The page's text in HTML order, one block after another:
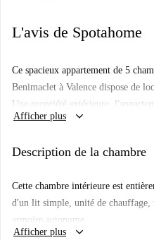
L'avis de Spotahome
Ce spacieux appartement de 5
Benimaclet à Valence dispose de
Une propriété extérieure,
naturelle. Avec une superficie de
Benimaclet est un quartier vivant
de la rue et vous serez à moins
Jardines de Real.
Afficher plus keyboard_arrow_down
Description de la chambre
Cette chambre intérieure est
d'un lit simple, unité de chauffage,
armoire autonome.
Afficher plus
keyboard_arrow_down